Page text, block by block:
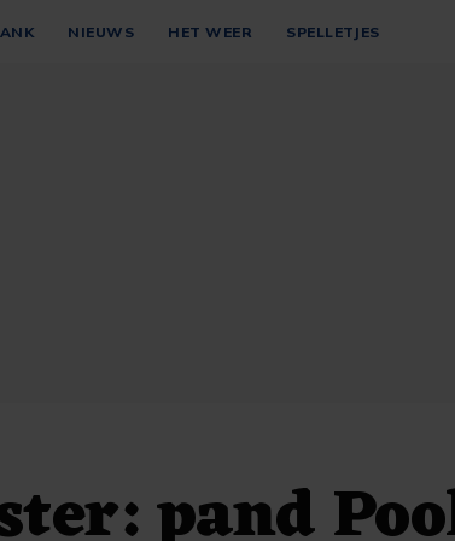
NIEUWS HET WEER SPELLETJES